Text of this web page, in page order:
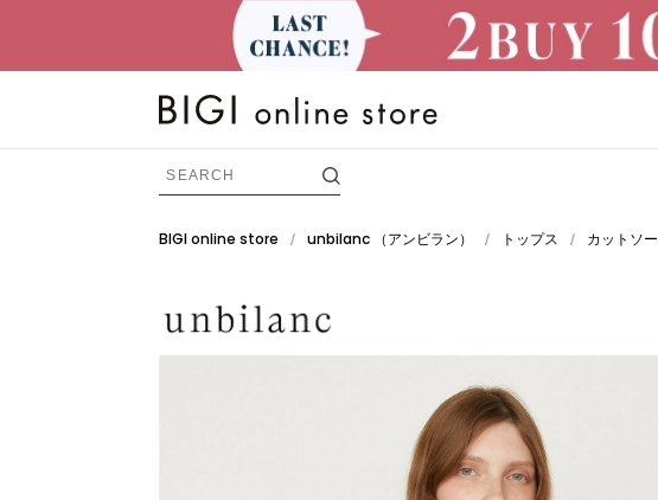
BIGI online store / unbilanc （アンビラン） / トップス / カットソー